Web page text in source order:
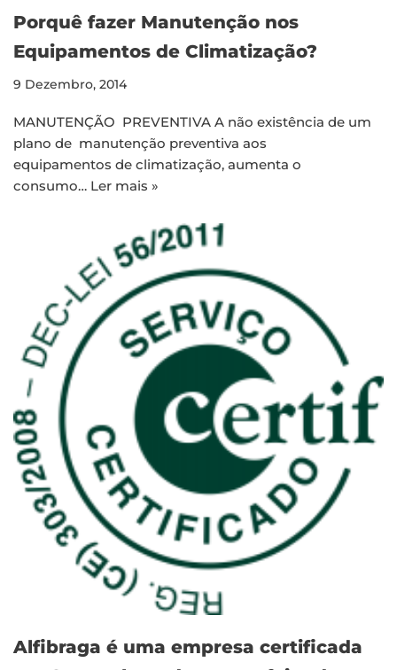
Porquê fazer Manutenção nos
Equipamentos de Climatização?
9 Dezembro, 2014
MANUTENÇÃO PREVENTIVA A não existência de um
plano de manutenção preventiva aos
equipamentos de climatização, aumenta o
consumo… Ler mais »
Alfibraga é uma empresa certificada